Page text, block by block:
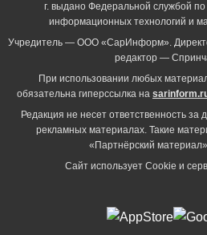
г. выдано Федеральной службой
информационных технологий и
Учредитель — ООО «СарИнформ».
редактор —
При использовании любых
обязательна гиперссылка на
Редакция не несет ответственность
рекламных материалах. Такие
«Партнёрский
Сайт использует Cookie и